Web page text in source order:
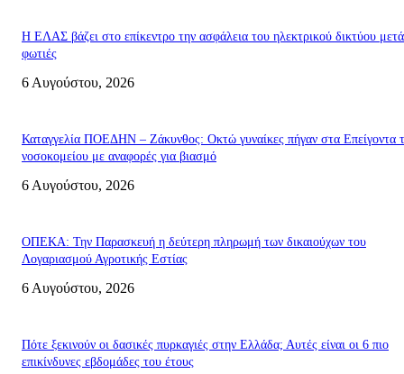
Η ΕΛΑΣ βάζει στο επίκεντρο την ασφάλεια του ηλεκτρικού δικτύου μετά
φωτιές
6 Αυγούστου, 2026
Καταγγελία ΠΟΕΔΗΝ – Ζάκυνθος: Οκτώ γυναίκες πήγαν στα Επείγοντα
νοσοκομείου με αναφορές για βιασμό
6 Αυγούστου, 2026
ΟΠΕΚΑ: Την Παρασκευή η δεύτερη πληρωμή των δικαιούχων του
Λογαριασμού Αγροτικής Εστίας
6 Αυγούστου, 2026
Πότε ξεκινούν οι δασικές πυρκαγιές στην Ελλάδα; Αυτές είναι οι 6 πιο
επικίνδυνες εβδομάδες του έτους